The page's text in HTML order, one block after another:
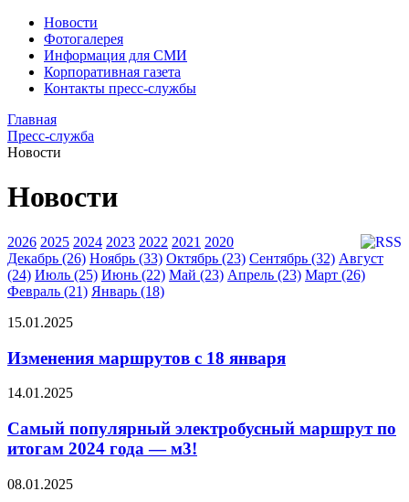
Новости
Фотогалерея
Информация для СМИ
Корпоративная газета
Контакты пресс-службы
Главная
Пресс-служба
Новости
Новости
2026 2025 2024 2023 2022 2021 2020
Декабрь (26) Ноябрь (33) Октябрь (23) Сентябрь (32) Август
(24) Июль (25) Июнь (22) Май (23) Апрель (23) Март (26)
Февраль (21) Январь (18)
15.01.2025
Изменения маршрутов с 18 января
14.01.2025
Самый популярный электробусный маршрут по
итогам 2024 года — м3!
08.01.2025